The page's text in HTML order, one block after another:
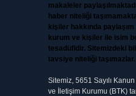
makaleler
haber niteliği
kişiler hakkında
kurum ve kişiler ile isim
tesadüfidir. Sitemizdeki
tavsiye niteliği taşımazlar.
Sitemiz, 5651 Sayılı
ve İletişim Kurumu (BTK)